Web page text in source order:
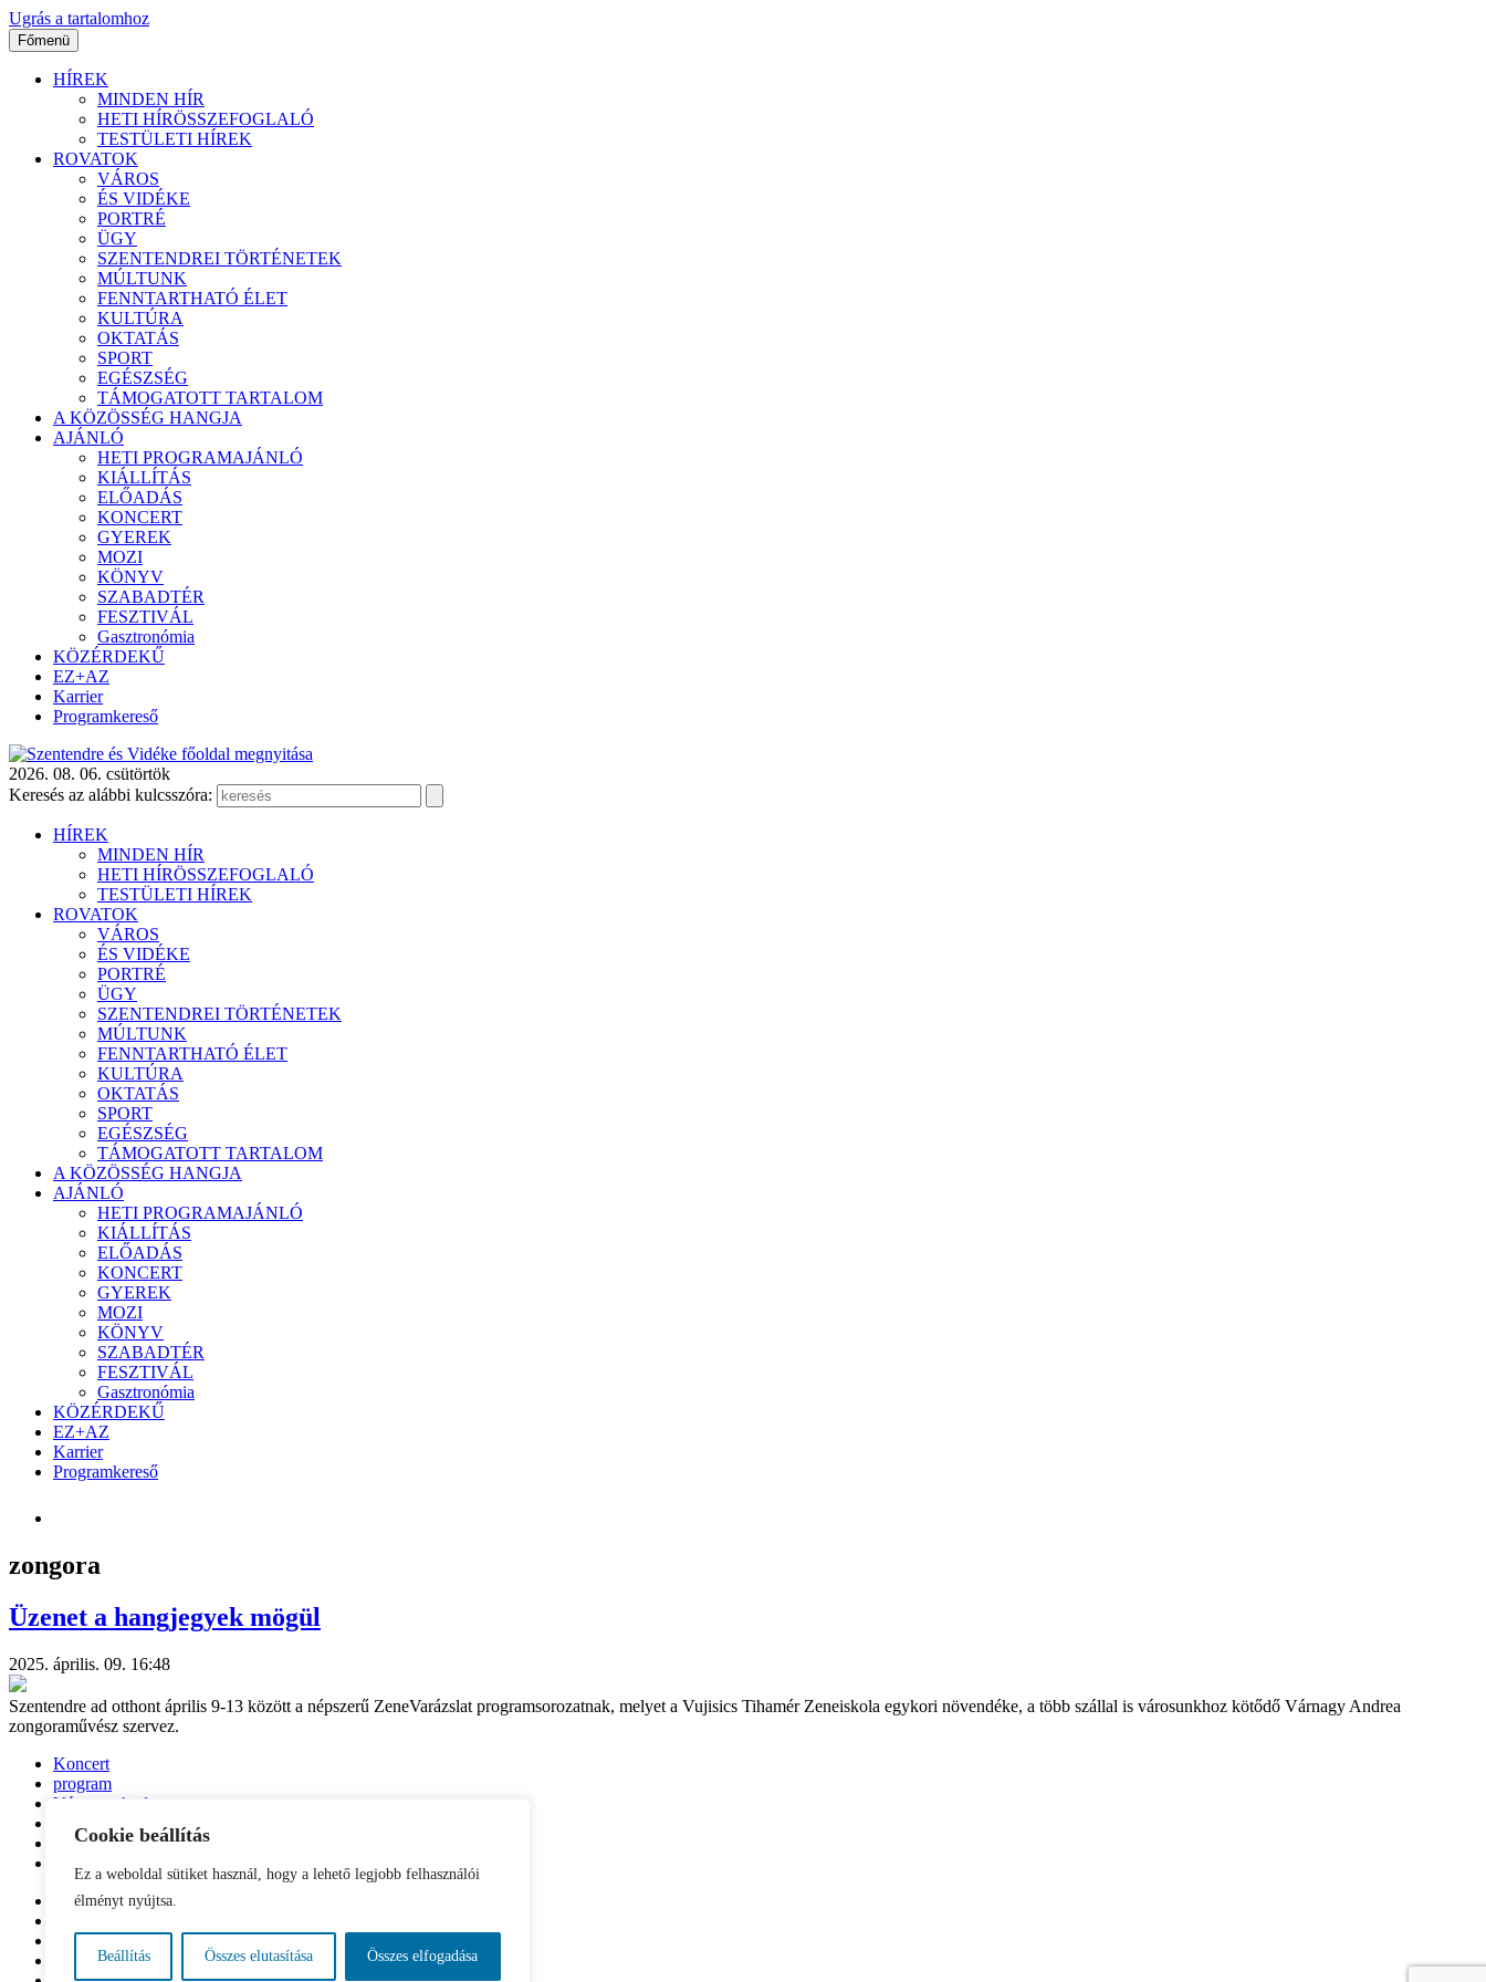
Cookie beállítás
Ez a weboldal sütiket használ, hogy a lehető legjobb felhasználói
élményt nyújtsa.
Beállítás Összes elutasítása Összes elfogadása
Ugrás a tartalomhoz
Főmenü
HÍREK
MINDEN HÍR
HETI HÍRÖSSZEFOGLALÓ
TESTÜLETI HÍREK
ROVATOK
VÁROS
ÉS VIDÉKE
PORTRÉ
ÜGY
SZENTENDREI TÖRTÉNETEK
MÚLTUNK
FENNTARTHATÓ ÉLET
KULTÚRA
OKTATÁS
SPORT
EGÉSZSÉG
TÁMOGATOTT TARTALOM
A KÖZÖSSÉG HANGJA
AJÁNLÓ
HETI PROGRAMAJÁNLÓ
KIÁLLÍTÁS
ELŐADÁS
KONCERT
GYEREK
MOZI
KÖNYV
SZABADTÉR
FESZTIVÁL
Gasztronómia
KÖZÉRDEKŰ
EZ+AZ
Karrier
Programkereső
2026. 08. 06. csütörtök
Keresés az alábbi kulcsszóra:
HÍREK
MINDEN HÍR
HETI HÍRÖSSZEFOGLALÓ
TESTÜLETI HÍREK
ROVATOK
VÁROS
ÉS VIDÉKE
PORTRÉ
ÜGY
SZENTENDREI TÖRTÉNETEK
MÚLTUNK
FENNTARTHATÓ ÉLET
KULTÚRA
OKTATÁS
SPORT
EGÉSZSÉG
TÁMOGATOTT TARTALOM
A KÖZÖSSÉG HANGJA
AJÁNLÓ
HETI PROGRAMAJÁNLÓ
KIÁLLÍTÁS
ELŐADÁS
KONCERT
GYEREK
MOZI
KÖNYV
SZABADTÉR
FESZTIVÁL
Gasztronómia
KÖZÉRDEKŰ
EZ+AZ
Karrier
Programkereső
zongora
Üzenet a hangjegyek mögül
2025. április. 09. 16:48
Szentendre ad otthont április 9-13 között a népszerű ZeneVarázslat programsorozatnak, melyet a Vujisics Tihamér Zeneiskola egykori növendéke, a több szállal is városunkhoz kötődő Várnagy Andrea
zongoraművész szervez.
Koncert
program
Várnagy Andrea
zenevarázslat
Impresszum
Etikai kódex
Médiaajánló